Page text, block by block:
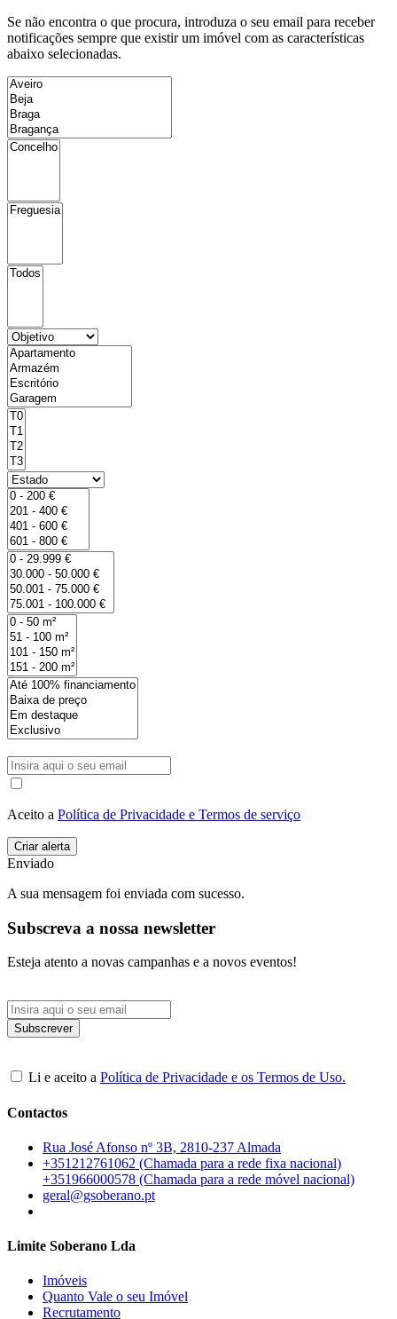
Se não encontra o que procura, introduza o seu email para receber
notificações sempre que existir um imóvel com as características
abaixo selecionadas.
Aceito a Política de Privacidade e Termos de serviço
Enviado
A sua mensagem foi enviada com sucesso.
Subscreva a nossa newsletter
Esteja atento a novas campanhas e a novos eventos!
Li e aceito a Política de Privacidade e os Termos de Uso.
Contactos
Rua José Afonso nº 3B, 2810-237 Almada
+351212761062 (Chamada para a rede fixa nacional)
+351966000578 (Chamada para a rede móvel nacional)
geral@gsoberano.pt
Limite Soberano Lda
Imóveis
Quanto Vale o seu Imóvel
Recrutamento